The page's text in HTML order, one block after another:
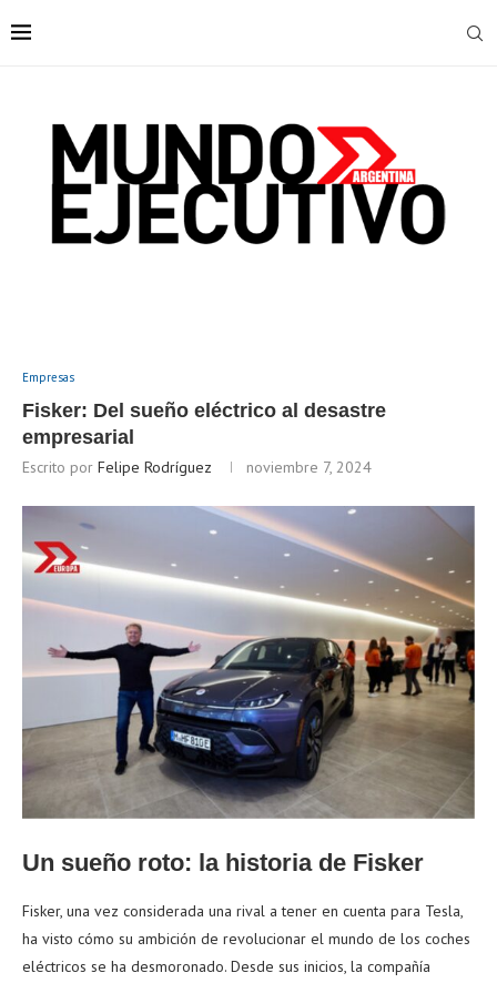
Empresas
Fisker: Del sueño eléctrico al desastre
empresarial
Escrito por Felipe Rodríguez noviembre 7, 2024
Un sueño roto: la historia de Fisker
Fisker, una vez considerada una rival a tener en cuenta para Tesla,
ha visto cómo su ambición de revolucionar el mundo de los coches
eléctricos se ha desmoronado. Desde sus inicios, la compañía